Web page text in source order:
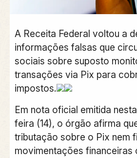
A Receita Federal voltou a
informações falsas que
sociais sobre suposto
transações via Pix para
impostos.
Em nota oficial emitida
feira (14), o órgão afirma
tributação sobre o Pix nem
movimentações financeiras